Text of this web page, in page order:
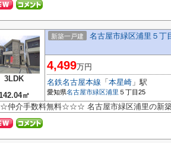
3LDK
㎡
新築一戸建 名古屋市緑区浦里５
4,499万円
名鉄名古屋本線 「 本星崎 」駅
愛知県名古屋市緑区浦里 ５丁目25
介手数料無料☆☆☆ 名古屋市緑区浦里の新築